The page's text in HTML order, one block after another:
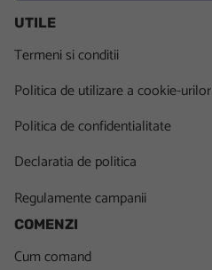
UTILE
Termeni si conditii
Politica de utilizare a cookie-urilor
Politica de confidentialitate
Declaratia de politica
Regulamente campanii
COMENZI
Cum comand